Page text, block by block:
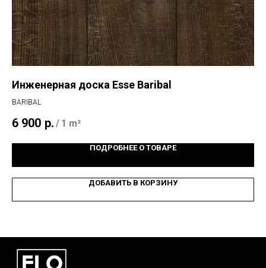
Инженерная доска Esse Baribal
BARIBAL
6 900 р. / 1 m²
ПОДРОБНЕЕ О ТОВАРЕ
ДОБАВИТЬ В КОРЗИНУ